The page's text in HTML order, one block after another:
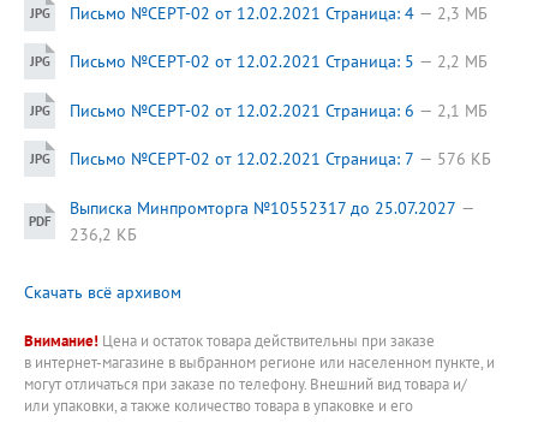
Письмо №СЕРТ-02 от 12.02.2021 Страница: 4 2,3 МБ
Письмо №СЕРТ-02 от 12.02.2021 Страница: 5 2,2 МБ
Письмо №СЕРТ-02 от 12.02.2021 Страница: 6 2,1 МБ
Письмо №СЕРТ-02 от 12.02.2021 Страница: 7 576 КБ
Выписка Минпромторга №10552317 до 25.07.2027
236,2 КБ
Скачать всё архивом
Внимание! Цена и остаток товара действительны при заказе
в интернет-магазине в выбранном регионе или населенном пункте, и
могут отличаться при заказе по телефону. Внешний вид товара и/
или упаковки, а также количество товара в упаковке и его